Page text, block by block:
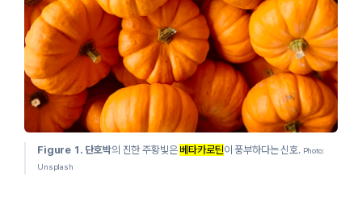
Figure 1. 단호박의 진한 주황빛은 베타카로틴이 풍부하다는 신호. Photo:
Unsplash